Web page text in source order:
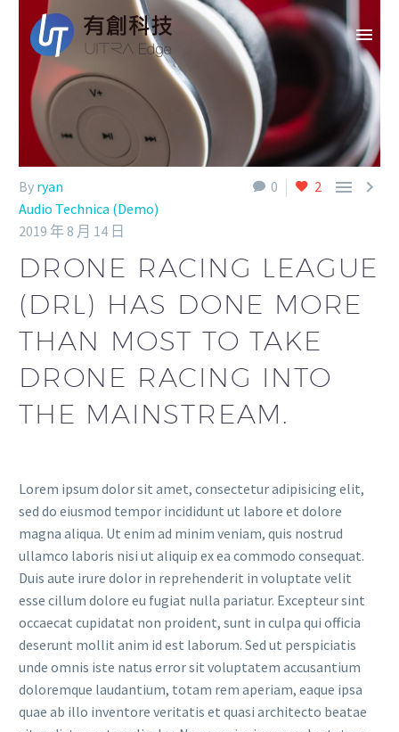
0 2  
By ryan
Audio Technica (Demo)
2019 年 8 月 14 日
DRONE RACING LEAGUE
(DRL) HAS DONE MORE
THAN MOST TO TAKE
DRONE RACING INTO
THE MAINSTREAM.
Lorem ipsum dolor sit amet, consectetur adipisicing elit,
sed do eiusmod tempor incididunt ut labore et dolore
magna aliqua. Ut enim ad minim veniam, quis nostrud
ullamco laboris nisi ut aliquip ex ea commodo consequat.
Duis aute irure dolor in reprehenderit in voluptate velit
esse cillum dolore eu fugiat nulla pariatur. Excepteur sint
occaecat cupidatat non proident, sunt in culpa qui officia
deserunt mollit anim id est laborum. Sed ut perspiciatis
unde omnis iste natus error sit voluptatem accusantium
doloremque laudantium, totam rem aperiam, eaque ipsa
quae ab illo inventore veritatis et quasi architecto beatae